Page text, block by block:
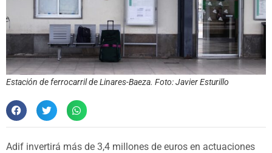
Estación de ferrocarril de Linares-Baeza. Foto: Javier Esturillo
Adif invertirá más de 3,4 millones de euros en actuaciones